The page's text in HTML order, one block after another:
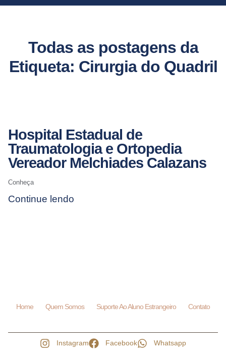
Todas as postagens da
Etiqueta: Cirurgia do Quadril
Hospital Estadual de
Traumatologia e Ortopedia
Vereador Melchiades Calazans
Conheça
Continue lendo
Home Quem Somos Suporte Ao Aluno Estrangeiro Contato
Instagram Facebook Whatsapp